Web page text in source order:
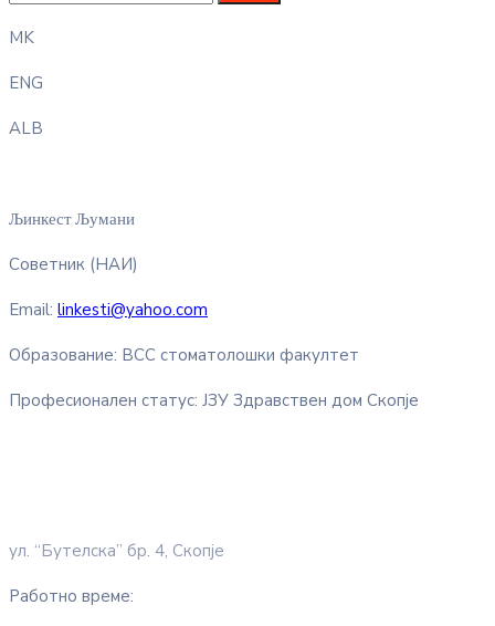
MK
ENG
ALB
Љинкест Љумани
Советник (НАИ)
Email: linkesti@yahoo.com
Образование: ВСС стоматолошки факултет
Професионален статус: ЈЗУ Здравствен дом Скопје
ул. “Бутелска” бр. 4, Скопје
Работно време: